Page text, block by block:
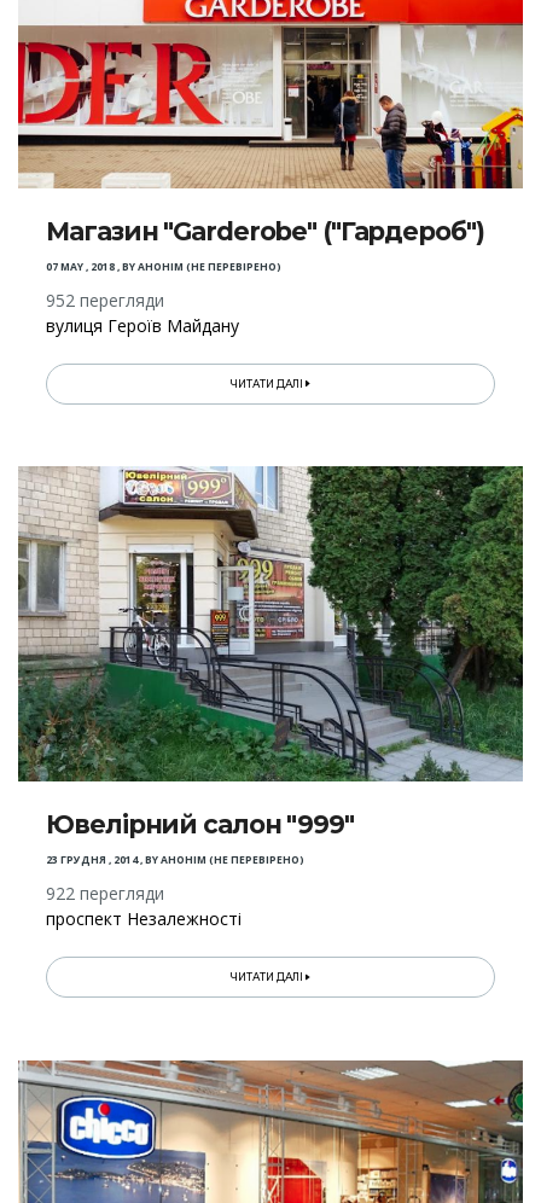
Магазин "Garderobe" ("Гардероб")
07 MAY , 2018,BYАНОНІМ (НЕ ПЕРЕВІРЕНО)
952 перегляди
вулиця Героїв Майдану
ЧИТАТИ ДАЛІ
Ювелірний салон "999"
23 ГРУДНЯ , 2014,BYАНОНІМ (НЕ ПЕРЕВІРЕНО)
922 перегляди
проспект Незалежності
ЧИТАТИ ДАЛІ